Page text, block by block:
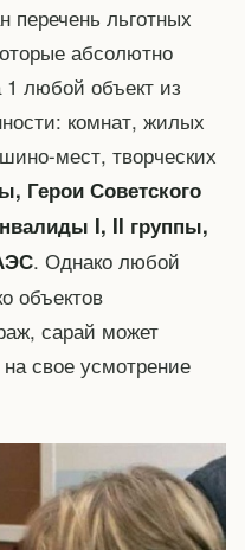
перечень льготных
абсолютно
1 любой объект из
комнат, жилых
мест, творческих
Герои Советского
I, II группы,
. Однако любой
объектов
сарай может
свое усмотрение